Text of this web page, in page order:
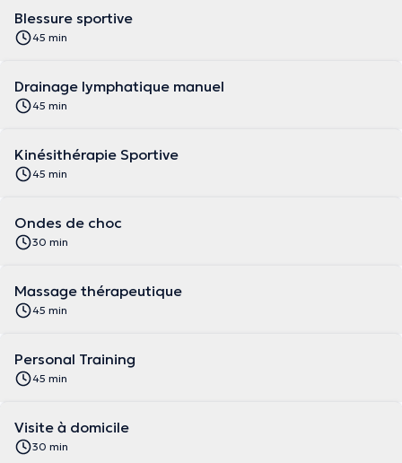
Blessure sportive
45 min
Drainage lymphatique manuel
45 min
Kinésithérapie Sportive
45 min
Ondes de choc
30 min
Massage thérapeutique
45 min
Personal Training
45 min
Visite à domicile
30 min